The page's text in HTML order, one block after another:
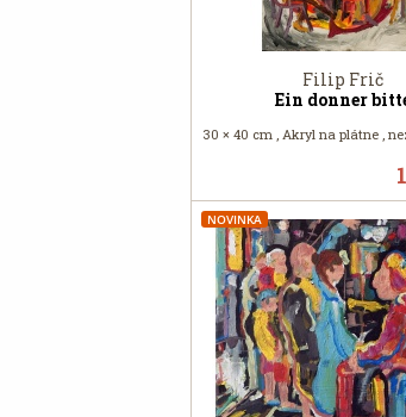
Filip Frič
Ein donner
30 × 40 cm , Akryl na plátne ,
NOVINKA